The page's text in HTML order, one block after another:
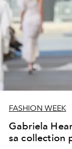
FASHION WEEK
Gabriela
sa collection